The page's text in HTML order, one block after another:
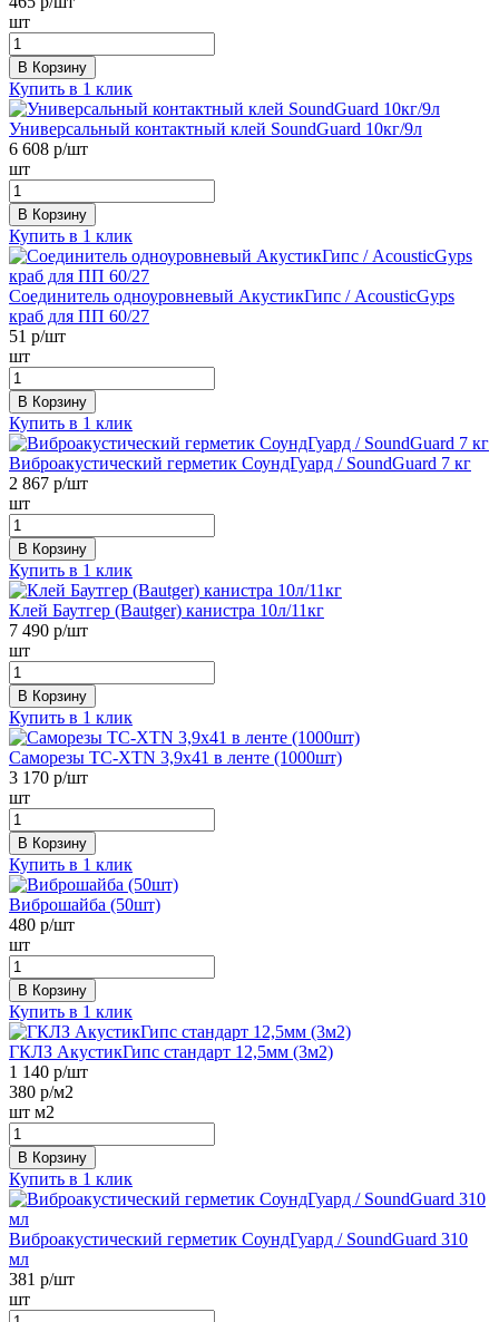
шт
В Корзину
Купить в 1 клик
Универсальный контактный клей SoundGuard 10кг/9л
6 608 р/шт
шт
В Корзину
Купить в 1 клик
Соединитель одноуровневый АкустикГипс / AcousticGyps
краб для ПП 60/27
51 р/шт
шт
В Корзину
Купить в 1 клик
Виброакустический герметик СоундГуард / SoundGuard 7 кг
2 867 р/шт
шт
В Корзину
Купить в 1 клик
Клей Баутгер (Bautger) канистра 10л/11кг
7 490 р/шт
шт
В Корзину
Купить в 1 клик
Саморезы ТС-XTN 3,9x41 в ленте (1000шт)
3 170 р/шт
шт
В Корзину
Купить в 1 клик
Виброшайба (50шт)
480 р/шт
шт
В Корзину
Купить в 1 клик
ГКЛЗ АкустикГипс стандарт 12,5мм (3м2)
1 140 р/шт
380 р/м2
шт м2
В Корзину
Купить в 1 клик
Виброакустический герметик СоундГуард / SoundGuard 310
мл
381 р/шт
шт